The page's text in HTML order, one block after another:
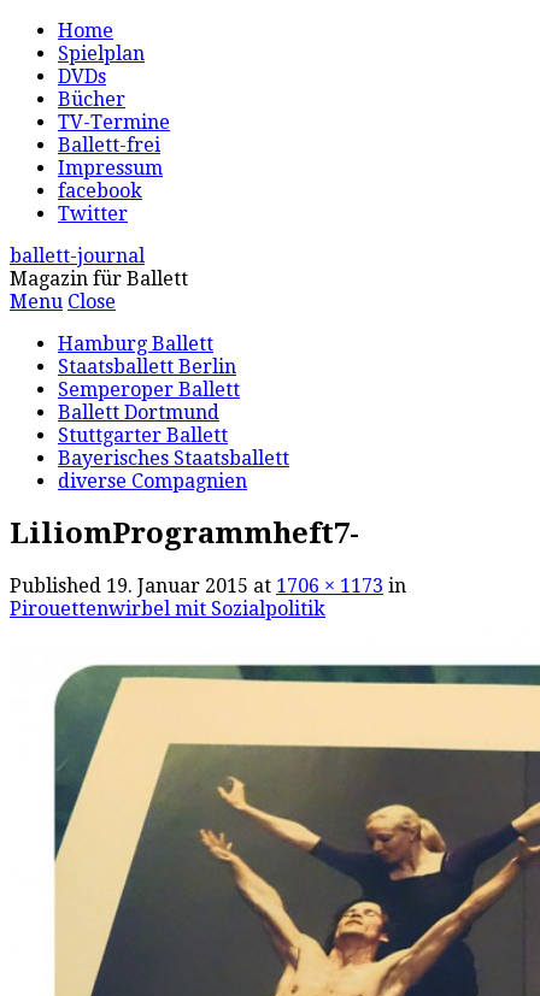
Home
Spielplan
DVDs
Bücher
TV-Termine
Ballett-frei
Impressum
facebook
Twitter
ballett-journal
Magazin für Ballett
Menu Close
Hamburg Ballett
Staatsballett Berlin
Semperoper Ballett
Ballett Dortmund
Stuttgarter Ballett
Bayerisches Staatsballett
diverse Compagnien
LiliomProgrammheft7-
Published 19. Januar 2015 at 1706 × 1173 in
Pirouettenwirbel mit Sozialpolitik